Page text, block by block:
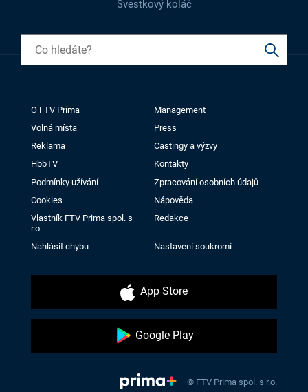
Švestkový koláč
O FTV Prima
Management
Volná místa
Press
Reklama
Castingy a výzvy
HbbTV
Kontakty
Podmínky užívání
Zpracování osobních údajů
Cookies
Nápověda
Vlastník FTV Prima spol. s
r.o.
Redakce
Nahlásit chybu Nastavení soukromí
App Store
Google Play
© FTV Prima spol. s r.o.